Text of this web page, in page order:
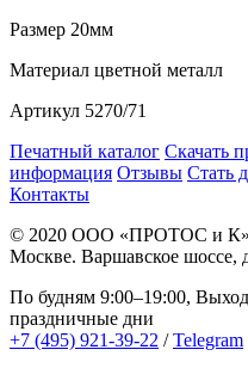
Размер 20мм
Материал цветной металл
Артикул 5270/71
Печатный каталог Скачать
информация Отзывы Стать
Контакты
© 2020 ООО «ПРОТОС и К»
Москве. Варшавское шоссе,
По будням 9:00–19:00,
праздничные дни
+7 (495) 921-39-22 /Telegram